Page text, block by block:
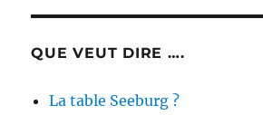
QUE VEUT DIRE ….
La table Seeburg ?